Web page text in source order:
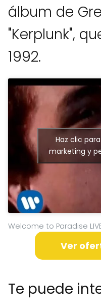
álbum de
"Kerplunk",
1992.
Haz clic
marketing y
Welcome to Paradise
Ver
Te puede